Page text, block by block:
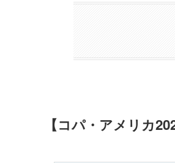
【コパ・アメリカ